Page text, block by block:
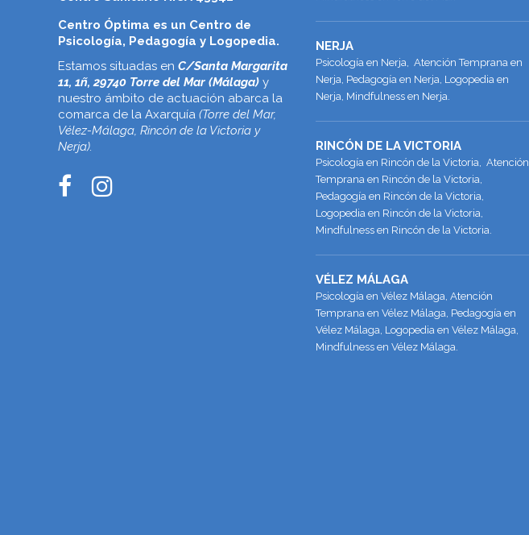
Centro Óptima es un Centro de
Psicología, Pedagogía y Logopedia.
Estamos situadas en C/Santa Margarita
11, 1ñ, 29740 Torre del Mar (Málaga) y
nuestro ámbito de actuación abarca la
comarca de la Axarquía (Torre del Mar,
Vélez-Málaga, Rincón de la Victoria y
Nerja).
NERJA
Psicología en Nerja, Atención Temprana en
Nerja, Pedagogía en Nerja, Logopedia en
Nerja, Mindfulness en Nerja.
RINCÓN DE LA VICTORIA
Psicología en Rincón de la Victoria, Atención
Temprana en Rincón de la Victoria,
Pedagogía en Rincón de la Victoria,
Logopedia en Rincón de la Victoria,
Mindfulness en Rincón de la Victoria.
VÉLEZ MÁLAGA
Psicología en Vélez Málaga, Atención
Temprana en Vélez Málaga, Pedagogía en
Vélez Málaga, Logopedia en Vélez Málaga,
Mindfulness en Vélez Málaga.